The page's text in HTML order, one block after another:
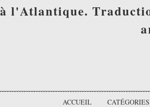
l'Atlantique.
ACCUEIL CATÉGORIES